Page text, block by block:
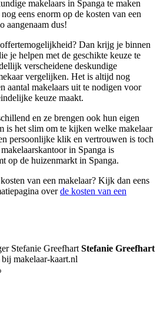
makelaars in Spanga te maken
eens enorm op de kosten van een
aangenaam dus!
Dan krijg je binnen
je helpen met de geschikte keuze te
verscheidene deskundige
vergelijken. Het is altijd nog
aantal makelaars uit te nodigen voor
keuze maakt.
en ze brengen ook hun eigen
is het slim om te kijken welke makelaar
persoonlijke klik en vertrouwen is toch
in Spanga is
op de huizenmarkt in Spanga.
van een makelaar? Kijk dan eens
overde kosten van een
Stefanie Greefhart
makelaar-kaart.nl